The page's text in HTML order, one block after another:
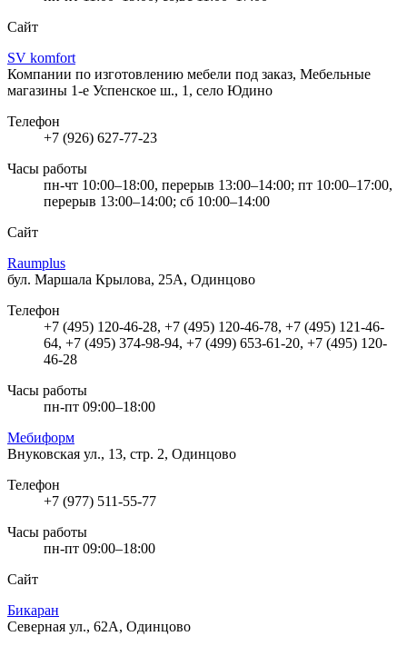
Сайт
SV komfort
Компании по изготовлению мебели под заказ, Мебельные
магазины 1-е Успенское ш., 1, село Юдино
Телефон
+7 (926) 627-77-23
Часы работы
пн-чт 10:00–18:00, перерыв 13:00–14:00; пт 10:00–17:00,
перерыв 13:00–14:00; сб 10:00–14:00
Сайт
Raumplus
бул. Маршала Крылова, 25А, Одинцово
Телефон
+7 (495) 120-46-28, +7 (495) 120-46-78, +7 (495) 121-46-
64, +7 (495) 374-98-94, +7 (499) 653-61-20, +7 (495) 120-
46-28
Часы работы
пн-пт 09:00–18:00
Мебиформ
Внуковская ул., 13, стр. 2, Одинцово
Телефон
+7 (977) 511-55-77
Часы работы
пн-пт 09:00–18:00
Сайт
Бикаран
Северная ул., 62А, Одинцово